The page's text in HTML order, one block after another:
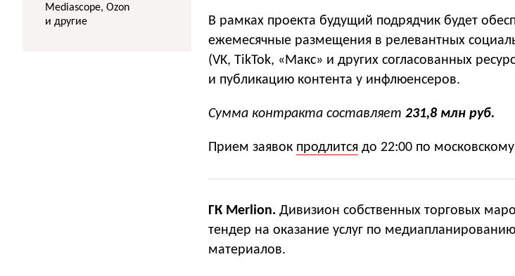
В рамках проекта будущий подрядчик будет
ежемесячные размещения в релевантных
(VK, TikTok, «Макс» и других согласованных
и публикацию контента у инфлюенсеров.
Сумма контракта составляет 231,8 млн руб.
Прием заявок продлится до 22:00 по
ГК Merlion. Дивизион собственных торговых
тендер на оказание услуг по
материалов.
Mediascope, Ozon
и другие